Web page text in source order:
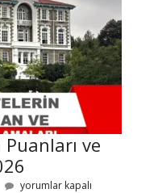
ve
yorumlar kapalı